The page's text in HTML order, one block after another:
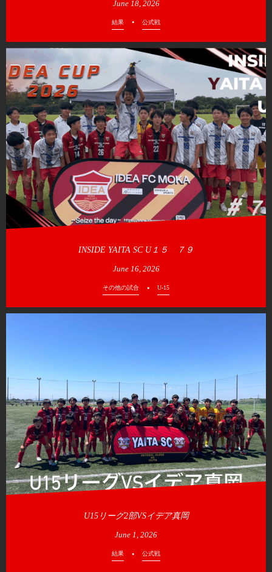
June 18, 2026
結果 公式戦
INSIDE YAITA SC U１５ ７９
June 16, 2026
その他の試合 U-15
U15リーグ2部VSイデア真岡
June 1 , 2026
結果 公式戦